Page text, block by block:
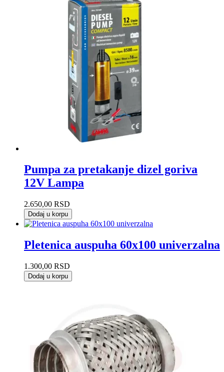
Pumpa za pretakanje dizel goriva
12V Lampa
2.650,00 RSD
Dodaj u korpu
Pletenica auspuha 60x100 univerzalna
1.300,00 RSD
Dodaj u korpu